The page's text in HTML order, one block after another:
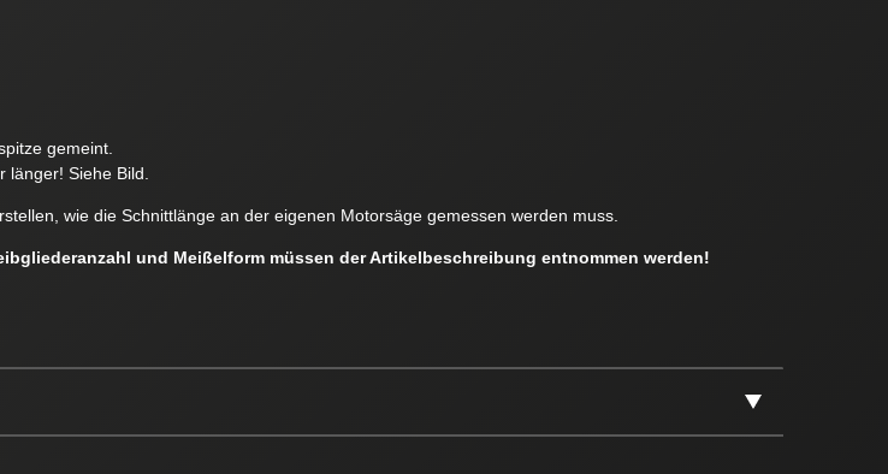
gemeint.
Siehe Bild.
wie die Schnittlänge an der eigenen Motorsäge gemessen werden muss.
und Meißelform müssen der Artikelbeschreibung entnommen werden!